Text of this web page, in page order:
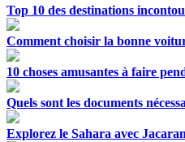
Top 10 des destinations
Comment choisir la bonne
10 choses amusantes à faire
Quels sont les documents
Explorez le Sahara avec